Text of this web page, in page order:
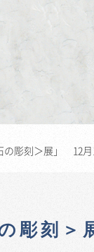
の彫刻＞展」 12月
の彫刻